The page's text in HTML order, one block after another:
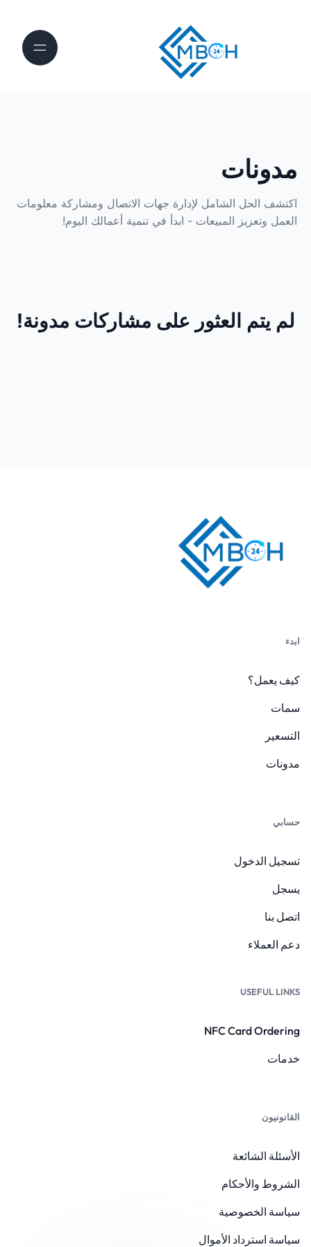
مدونات
اكتشف الحل الشامل لإدارة جهات الاتصال ومشاركة معلومات
العمل وتعزيز المبيعات - ابدأ في تنمية أعمالك اليوم!
لم يتم العثور على مشاركات مدونة!
ابدء
كيف يعمل؟
سمات
التسعير
مدونات
حسابي
تسجيل الدخول
يسجل
اتصل بنا
دعم العملاء
USEFUL LINKS
NFC Card Ordering
خدمات
القانونيون
الأسئلة الشائعة
الشروط والأحكام
سياسة الخصوصية
سياسة استرداد الأموال